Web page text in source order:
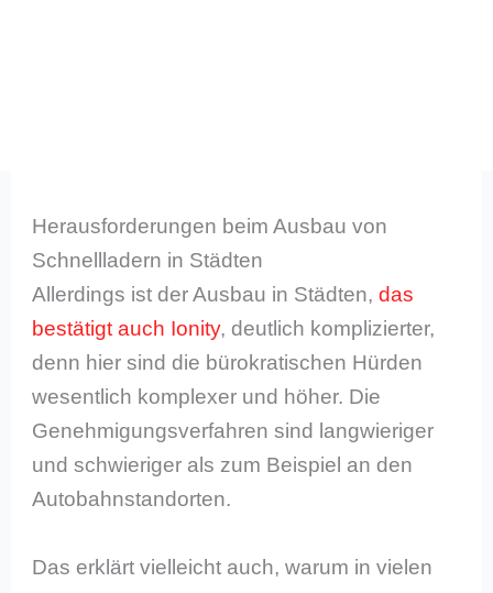
Herausforderungen beim Ausbau von
Schnellladern in Städten
Allerdings ist der Ausbau in Städten,das
bestätigt auch Ionity, deutlich komplizierter,
denn hier sind die bürokratischen Hürden
wesentlich komplexer und höher. Die
Genehmigungsverfahren sind langwieriger
und schwieriger als zum Beispiel an den
Autobahnstandorten.
Das erklärt vielleicht auch, warum in vielen